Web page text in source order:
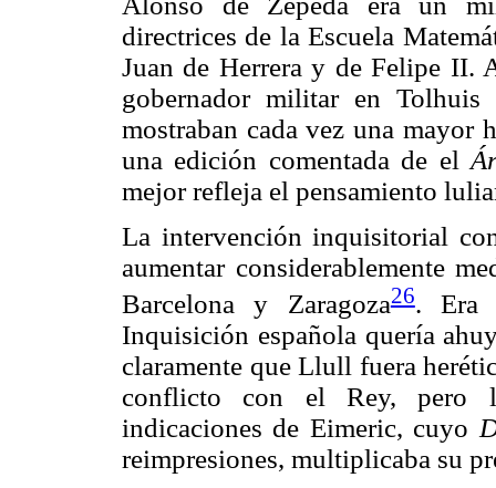
directrices de la Escuela
Juan de Herrera y de Felipe II.
gobernador militar en
mostraban cada vez una
una edición comentada de el
mejor refleja el pensamiento
La intervención inquisitorial
aumentar considerablemente
Barcelona y Zaragoza26. Era
Inquisición española quería
claramente que Llull fuera
conflicto con el Rey, pero
indicaciones de Eimeric, cuyo
reimpresiones, multiplicaba su